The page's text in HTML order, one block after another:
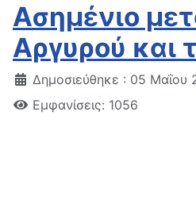
Ασημένιο
Αργυρού και
Δημοσιεύθηκε : 05 Μαΐου
Εμφανίσεις: 1056